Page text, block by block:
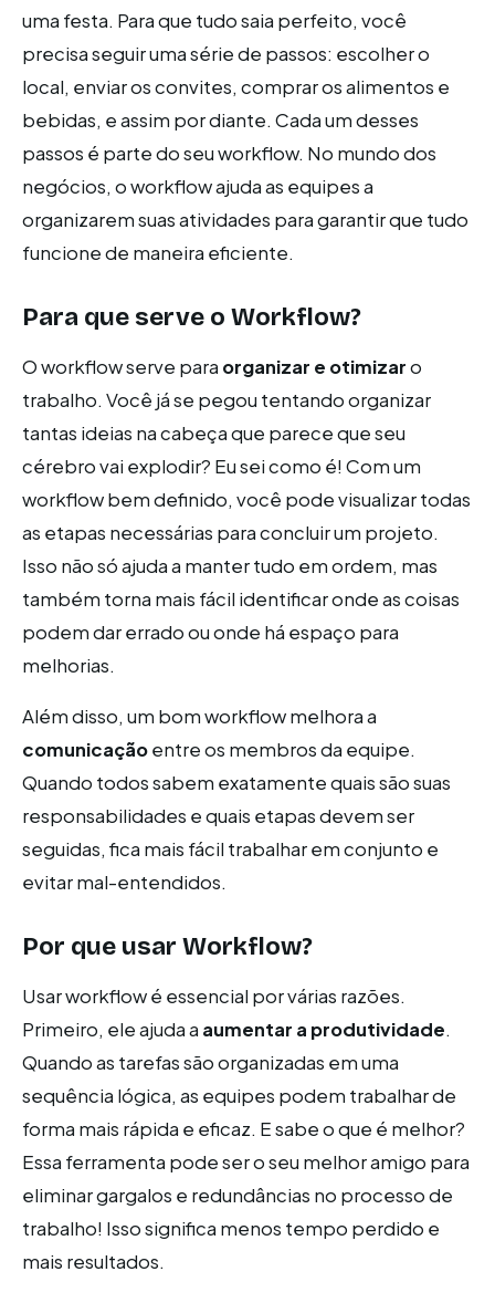
uma festa. Para que tudo saia perfeito, você
precisa seguir uma série de passos: escolher o
local, enviar os convites, comprar os alimentos e
bebidas, e assim por diante. Cada um desses
passos é parte do seu workflow. No mundo dos
negócios, o workflow ajuda as equipes a
organizarem suas atividades para garantir que tudo
funcione de maneira eficiente.
Para que serve o Workflow?
O workflow serve para organizar e otimizaro
trabalho. Você já se pegou tentando organizar
tantas ideias na cabeça que parece que seu
cérebro vai explodir? Eu sei como é! Com um
workflow bem definido, você pode visualizar todas
as etapas necessárias para concluir um projeto.
Isso não só ajuda a manter tudo em ordem, mas
também torna mais fácil identificar onde as coisas
podem dar errado ou onde há espaço para
melhorias.
Além disso, um bom workflow melhora a
comunicaçãoentre os membros da equipe.
Quando todos sabem exatamente quais são suas
responsabilidades e quais etapas devem ser
seguidas, fica mais fácil trabalhar em conjunto e
evitar mal-entendidos.
Por que usar Workflow?
Usar workflow é essencial por várias razões.
Primeiro, ele ajuda a aumentar a produtividade.
Quando as tarefas são organizadas em uma
sequência lógica, as equipes podem trabalhar de
forma mais rápida e eficaz. E sabe o que é melhor?
Essa ferramenta pode ser o seu melhor amigo para
eliminar gargalos e redundâncias no processo de
trabalho! Isso significa menos tempo perdido e
mais resultados.